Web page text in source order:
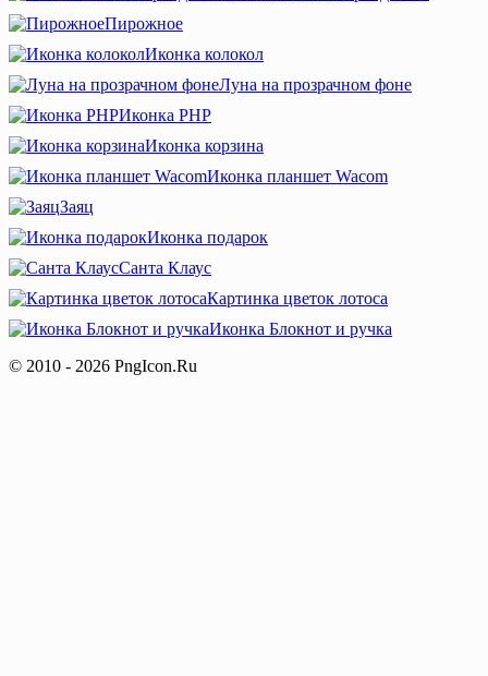
Пирожное
Иконка колокол
Луна на прозрачном фоне
Иконка PHP
Иконка корзина
Иконка планшет Wacom
Заяц
Иконка подарок
Санта Клаус
Картинка цветок лотоса
Иконка Блокнот и ручка
© 2010 - 2026 PngIcon.Ru